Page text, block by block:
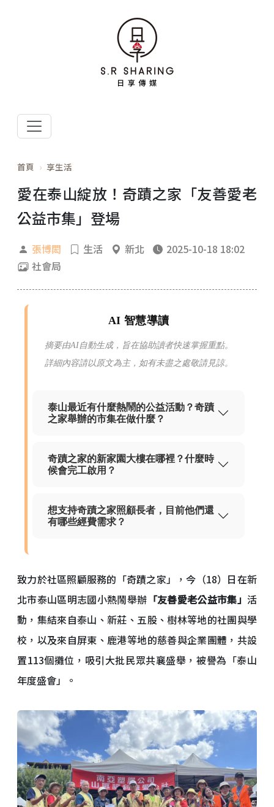
首頁 享生活
愛在泰山綻放！奇蹟之家「友善愛老
公益市集」登場
張博閎 生活 新北
2025-10-18 18:02
社會局
AI 智慧導讀
摘要由AI自動生成，旨在協助讀者快速掌握重點。
詳細內容請以原文為主，如有未盡之處敬請見諒。
泰山最近有什麼熱鬧的公益活動？奇蹟
之家舉辦的市集在做什麼？
奇蹟之家的新家園大樓在哪裡？什麼時
候會完工啟用？
想支持奇蹟之家照顧長者，目前他們還
有哪些經費需求？
致力於社區照顧服務的「奇蹟之家」，今（18）日在新
北市泰山區明志國小熱鬧舉辦 「友善愛老公益市集」 活
動，集結來自泰山、新莊、五股、樹林等地的社團與學
校，以及來自屏東、鹿港等地的慈善與企業團體，共設
置113個攤位，吸引大批民眾共襄盛舉，被譽為「泰山
年度盛會」。